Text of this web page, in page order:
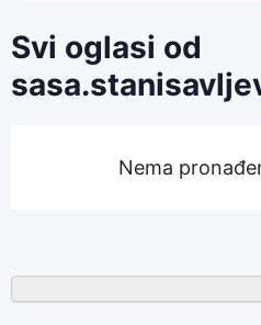
Svi oglasi od
Nema